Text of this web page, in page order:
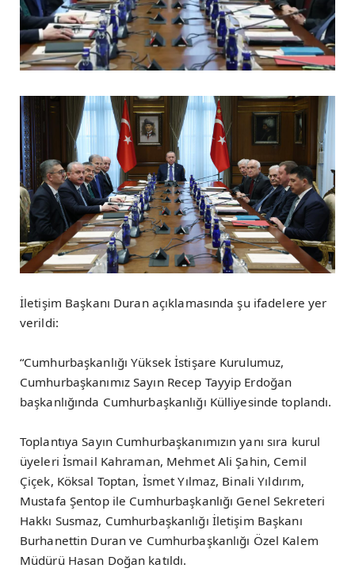
İletişim Başkanı Duran açıklamasında şu ifadelere yer
verildi:
“Cumhurbaşkanlığı Yüksek İstişare Kurulumuz,
Cumhurbaşkanımız Sayın Recep Tayyip Erdoğan
başkanlığında Cumhurbaşkanlığı Külliyesinde toplandı.
Toplantıya Sayın Cumhurbaşkanımızın yanı sıra kurul
üyeleri İsmail Kahraman, Mehmet Ali Şahin, Cemil
Çiçek, Köksal Toptan, İsmet Yılmaz, Binali Yıldırım,
Mustafa Şentop ile Cumhurbaşkanlığı Genel Sekreteri
Hakkı Susmaz, Cumhurbaşkanlığı İletişim Başkanı
Burhanettin Duran ve Cumhurbaşkanlığı Özel Kalem
Müdürü Hasan Doğan katıldı.